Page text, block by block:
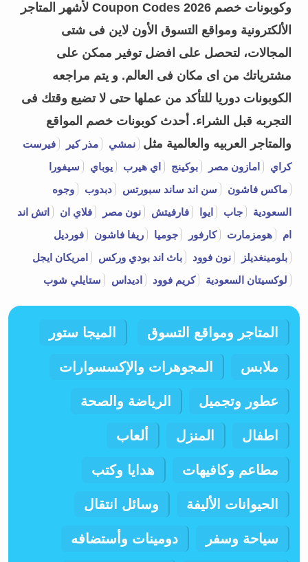
وكوبونات خصم Coupon Codes 2026 لأشهر المتاجر
الألكترونية ومواقع التسوق الأون لاين فى شتى
المجالات، لتحصل على افضل توفير ممكن على
مشترياتك من اى مكان فى العالم. و يتم مراجعه
الكوبونات دوريا للتأكد من عملها حتى لا تضيع وقتك فى
التجربه قبل الشراء. أحدث كوبونات خصم المواقع
والمتاجر العربيه والعالمية مثل
نمشي مذر كير
فيرست
كراي
امازون مصر بوكينج اي هيرب يوباي
سيفورا
ماكس فاشون
سن اند ساند سبورتس دبدوب
وجوه
السعودية
جاب ايوا فارفيتش نون مصر فلاي ان
اتش اند
ام
هومزمارت كارفور جوميا ريفا فاشون
فورديل
بلومينغديلز
نون فوود باث اند بودي وركس
امريكان ايجل
لوكسيتان السعودية
كريم فوود اديداس ستايلي شوب
المتاجر ومواقع التسوق الميجا ستور
ملابس المجوهرات والإكسسوارات
عطور وتجميل الرياضة والصحة
اطفال المنزل ألعاب
مطاعم وكافيهات هدايا وكتب
الحيوانات الأليفة وسائل انتقال
سياحة وسفر دومينات وأستضافه